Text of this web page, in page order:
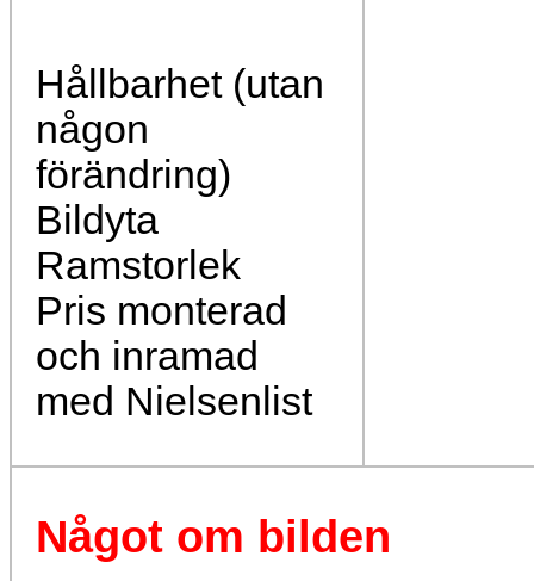
Hållbarhet (utan
någon
förändring)
Bildyta
Ramstorlek
Pris monterad
och inramad
med Nielsenlist
Något om bilden